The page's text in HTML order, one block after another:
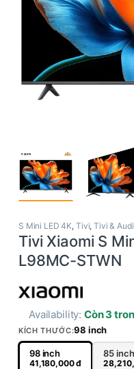
S Mini LED 4K, Tivi,Tivi &
Tivi Xiaomi S
L98MC-STWN
Availability:Còn 3
KÍCH THƯỚC:98 inch
98 inch
41,180,000đ
85 inch